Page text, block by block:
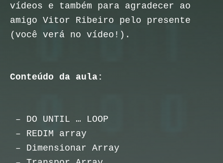
vídeos e também para agradecer ao
amigo Vitor Ribeiro pelo presente
(você verá no vídeo!).
Conteúdo da aula:
– DO UNTIL … LOOP
– REDIM array
– Dimensionar Array